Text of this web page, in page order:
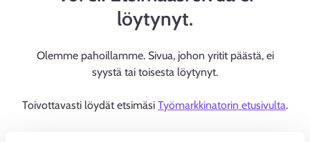
löytynyt.
Olemme pahoillamme. Sivua, johon yritit päästä, ei
syystä tai toisesta löytynyt.
Toivottavasti löydät etsimäsi Työmarkkinatorin etusivulta.